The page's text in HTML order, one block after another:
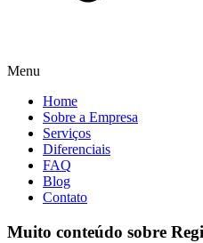
Menu
Home
Sobre a Empresa
Serviços
Diferenciais
FAQ
Blog
Contato
Muito conteúdo sobre